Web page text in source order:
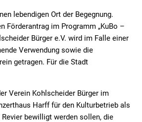
lebendigen Ort der Begegnung.
Förderantrag im Programm „KuBo –
Bürger e.V. wird im Falle einer
Verwendung sowie die
getragen. Für die Stadt
Verein Kohlscheider Bürger im
Harff für den Kulturbetrieb als
bewilligt werden sollen, die